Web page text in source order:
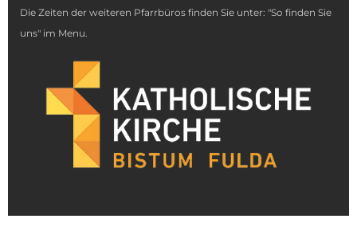
Die Zeiten der weiteren Pfarrbüros finden Sie unter: "So finden Sie
uns" im Menu.